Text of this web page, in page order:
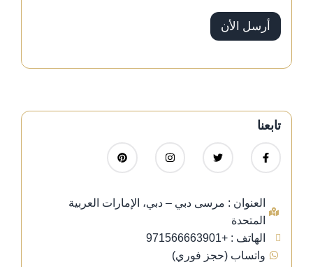
ا
م
ل
ل
ك
ت
و
ن
ى
أرسل الأن
تابعنا
العنوان : مرسى دبي – دبي، الإمارات العربية
المتحدة
الهاتف : +971566663901
واتساب (حجز فوري)